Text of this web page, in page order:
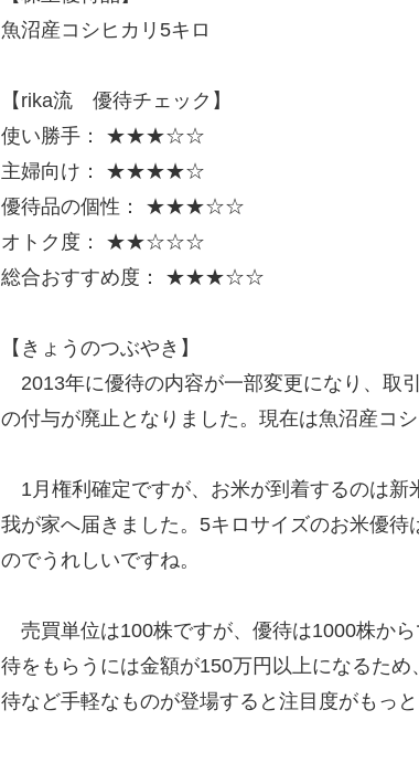
魚沼産コシヒカリ5キロ
【rika流 優待チェック】
使い勝手： ★★★☆☆
主婦向け： ★★★★☆
優待品の個性： ★★★☆☆
オトク度： ★★☆☆☆
総合おすすめ度： ★★★☆☆
【きょうのつぶやき】
2013年に優待の内容が一部変更になり、取
の付与が廃止となりました。現在は魚沼産コ
1月権利確定ですが、お米が到着するのは新
我が家へ届きました。5キロサイズのお米優
のでうれしいですね。
売買単位は100株ですが、優待は1000株か
待をもらうには金額が150万円以上になるた
待など手軽なものが登場すると注目度がもっ